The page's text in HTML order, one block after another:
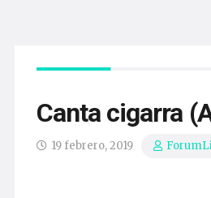
Canta cigarra
19 febrero, 2019